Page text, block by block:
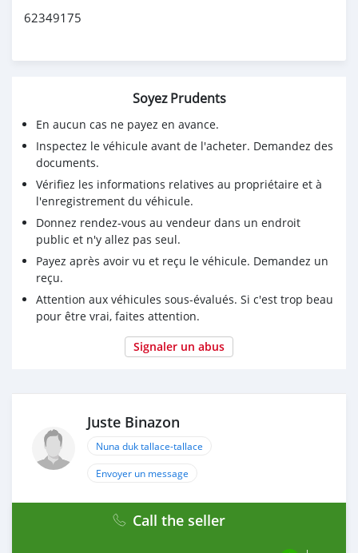
62349175
Soyez Prudents
En aucun cas ne payez en avance.
Inspectez le véhicule avant de l'acheter. Demandez des
documents.
Vérifiez les informations relatives au propriétaire et à
l'enregistrement du véhicule.
Donnez rendez-vous au vendeur dans un endroit
public et n'y allez pas seul.
Payez après avoir vu et reçu le véhicule. Demandez un
reçu.
Attention aux véhicules sous-évalués. Si c'est trop beau
pour être vrai, faites attention.
Signaler un abus
Juste Binazon
Nuna duk tallace-tallace
Envoyer un message
Call the seller